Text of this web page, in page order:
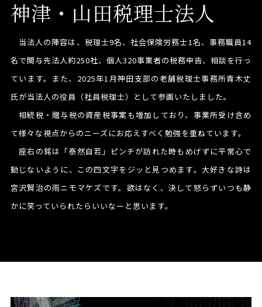
神津・山田税理士法人
当法人の陣容は、税理士9名、社会保険労務士1名、事務職員14
名で関与先法人約250社、個人320事業者の税務申告、相談を行っ
ています。また、2025年1月神田支部の老舗税理士事務所青木丈
氏が当法人の役員（社員税理士）として参画いたしました。
相続税・贈与税の資産税事案も増加しており、事業所受け含め
て様々な視点からのニーズにお応えすべく勉強を重ねています。
座右の銘は「泰然自若」ピンチが訪れた時もめげずに平常心で
動じないように、この四文字をジッと見つめます。大好きな詩は
宮沢賢治の雨ニモマケズです。欲はなく、決して怒らずいつも静
かに笑っていられたらいいなーと思います。